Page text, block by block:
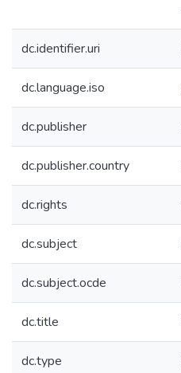
dc.identifier.uri
dc.language.iso
dc.publisher
dc.publisher.country
dc.rights
dc.subject
dc.subject.ocde
dc.title
dc.type